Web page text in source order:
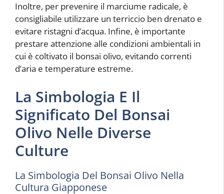
Inoltre, per prevenire il marciume radicale, è
consigliabile utilizzare un terriccio ben drenato e
evitare ristagni d’acqua. Infine, è importante
prestare attenzione alle condizioni ambientali in
cui è coltivato il bonsai olivo, evitando correnti
d’aria e temperature estreme.
La Simbologia E Il
Significato Del Bonsai
Olivo Nelle Diverse
Culture
La Simbologia Del Bonsai Olivo Nella
Cultura Giapponese